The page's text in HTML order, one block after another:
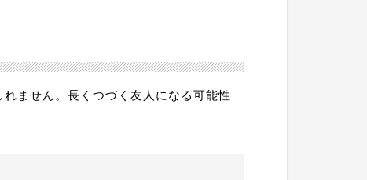
ません。長くつづく友人になる可能性